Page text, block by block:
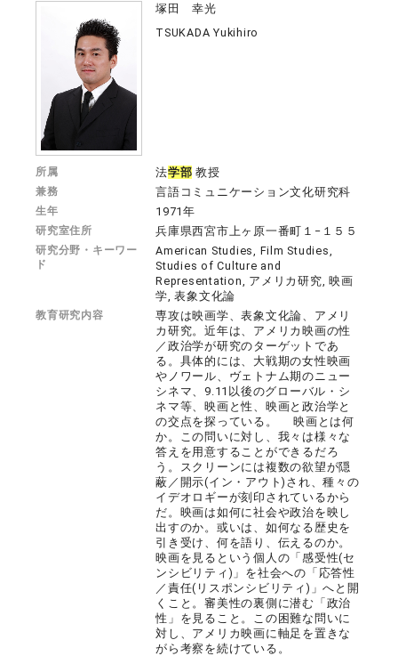
塚田 幸光
TSUKADA Yukihiro
所属 法学部 教授
兼務 言語コミュニケーション文化研究科
生年 1971年
研究室住所 兵庫県西宮市上ヶ原一番町１−１５５
研究分野・キーワー
ド
American Studies, Film Studies,
Studies of Culture and
Representation, アメリカ研究, 映画
学, 表象文化論
教育研究内容
専攻は映画学、表象文化論、アメリ
カ研究。近年は、アメリカ映画の性
／政治学が研究のターゲットであ
る。具体的には、大戦期の女性映画
やノワール、ヴェトナム期のニュー
シネマ、9.11以後のグローバル・シ
ネマ等、映画と性、映画と政治学と
の交点を探っている。 映画とは何
か。この問いに対し、我々は様々な
答えを用意することができるだろ
う。スクリーンには複数の欲望が隠
蔽／開示(イン・アウト)され、種々の
イデオロギーが刻印されているから
だ。映画は如何に社会や政治を映し
出すのか。或いは、如何なる歴史を
引き受け、何を語り、伝えるのか。
映画を見るという個人の「感受性(セ
ンシビリティ)」を社会への「応答性
／責任(リスポンシビリティ)」へと開
くこと。審美性の裏側に潜む「政治
性」を見ること。この困難な問いに
対し、アメリカ映画に軸足を置きな
がら考察を続けている。